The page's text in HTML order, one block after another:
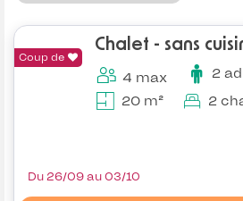
Coup de
Chalet - sans
4 max 2
20 m²
2
Du 26/09 au 03/10